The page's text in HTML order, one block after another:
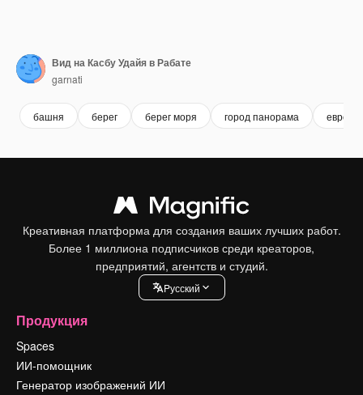
Вид на Касбу Удайя в Рабате
garnati
башня берег берег моря город панорама европа
Креативная платформа для создания ваших лучших работ.
Более 1 миллиона подписчиков среди креаторов,
предприятий, агентств и студий.
Pусский
Продукция
Spaces
ИИ-помощник
Генератор изображений ИИ